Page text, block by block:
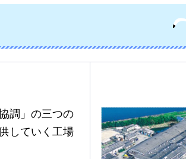
調」の三つの
していく工場